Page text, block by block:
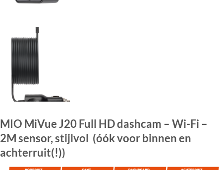
MIO MiVue J20 Full HD dashcam – Wi-Fi –
2M sensor, stijlvol (óók voor binnen en
achterruit(!))